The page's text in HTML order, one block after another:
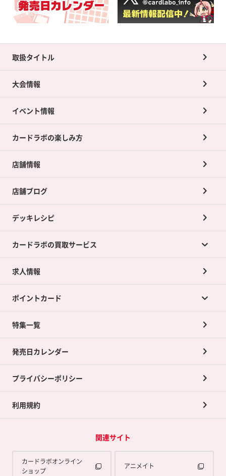
取扱タイトル
大会情報
イベント情報
カードラボの楽しみ方
店舗情報
店舗ブログ
デッキレシピ
カードラボの買取サービス
カードラボの買取サービスTOP
店舗買取について
ネット買取について
買取承諾書について
求人情報
ポイントカード
ポイントカードTOP
ポイント交換景品
特集一覧
発売日カレンダー
プライバシーポリシー
利用規約
関連サイト
カードラボオンライン
ショップ
アニメイト